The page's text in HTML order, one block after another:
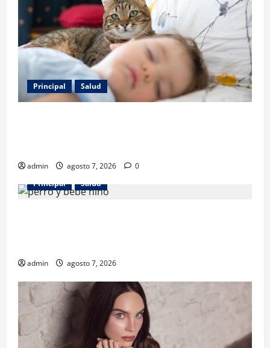
Principal Salud
admin agosto 7, 2026
0
Principal
Salud
admin agosto 7, 2026